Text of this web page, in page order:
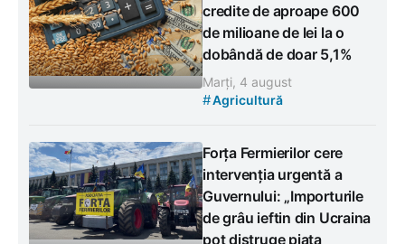
credite de aproape 600
de milioane de lei la o
dobândă de doar 5,1%
Marți, 4 august
#Agricultură
Forța Fermierilor cere
intervenția urgentă a
Guvernului: „Importurile
de grâu ieftin din Ucraina
pot distruge piața